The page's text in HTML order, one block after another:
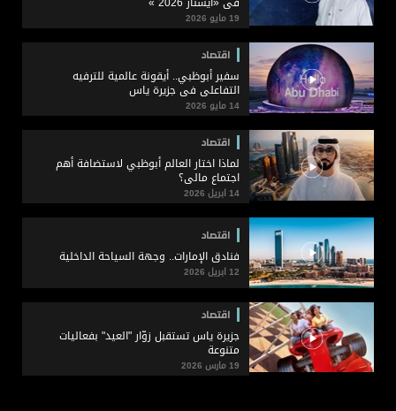
19 مايو 2026
اقتصاد
سفير أبوظبي.. أيقونة عالمية للترفيه
التفاعلي في جزيرة ياس
14 مايو 2026
اقتصاد
لماذا اختار العالم أبوظبي لاستضافة أهم
اجتماع مالي؟
14 ابريل 2026
اقتصاد
فنادق الإمارات.. وجهة السياحة الداخلية
12 ابريل 2026
اقتصاد
جزيرة ياس تستقبل زوّار "العيد" بفعاليات
متنوعة
19 مارس 2026